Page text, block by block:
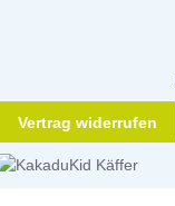
Vertrag widerrufen